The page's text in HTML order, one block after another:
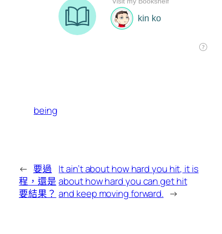
being
← 要過
程，還是
要結果？
It ain’t about how hard you hit, it is
about how hard you can get hit
and keep moving forward. →